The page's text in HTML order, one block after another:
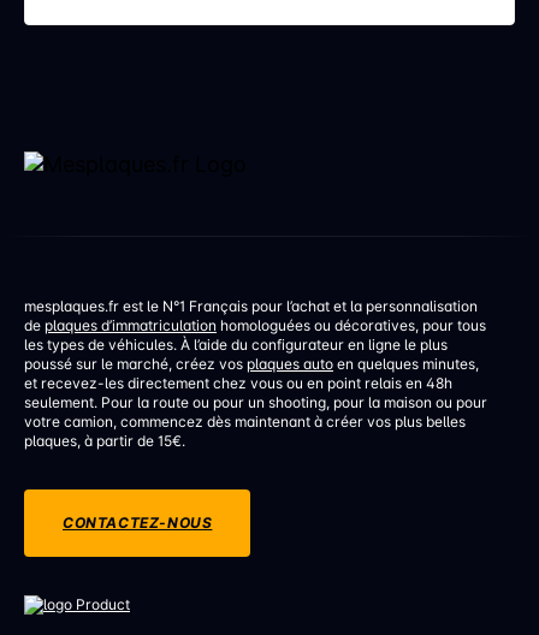
discrète mais aux conséquences bien réelles. Une
mesplaques.fr est le N°1 Français pour l’achat et la personnalisation
de plaques d’immatriculation homologuées ou décoratives, pour tous
les types de véhicules. À l’aide du configurateur en ligne le plus
poussé sur le marché, créez vos plaques auto en quelques minutes,
et recevez-les directement chez vous ou en point relais en 48h
seulement. Pour la route ou pour un shooting, pour la maison ou pour
votre camion, commencez dès maintenant à créer vos plus belles
plaques, à partir de 15€.
CONTACTEZ-NOUS